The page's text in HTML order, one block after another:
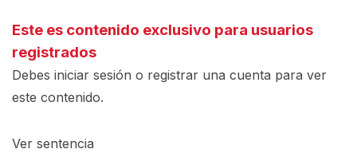
Este es contenido exclusivo para usuarios
registrados
Debes iniciar sesión o registrar una cuenta para ver
este contenido.
Ver sentencia